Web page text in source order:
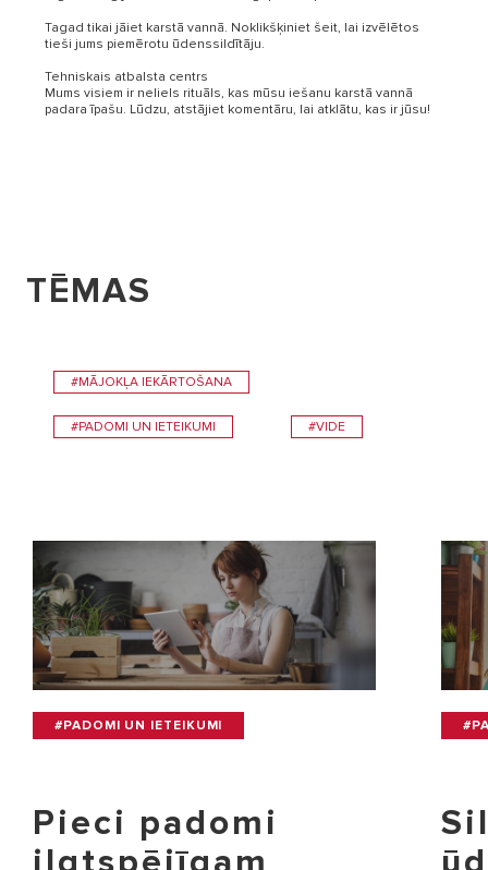
Tagad tikai jāiet karstā vannā. Noklikšķiniet šeit, lai izvēlētos
tieši jums piemērotu ūdenssildītāju.
Tehniskais atbalsta centrs
Mums visiem ir neliels rituāls, kas mūsu iešanu karstā vannā
padara īpašu. Lūdzu, atstājiet komentāru, lai atklātu, kas ir jūsu!
TĒMAS
#MĀJOKĻA IEKĀRTOŠANA
#PADOMI UN IETEIKUMI #VIDE
#PADOMI UN IETEIKUMI
Pieci padomi